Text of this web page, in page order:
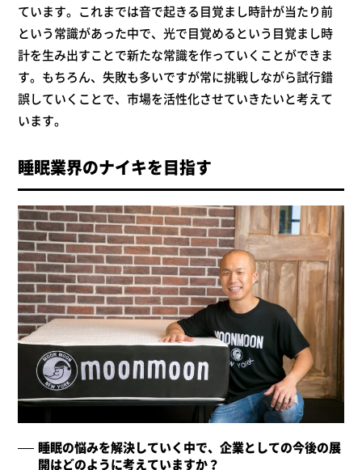
ています。これまでは音で起きる目覚まし時計が当たり前
という常識があった中で、光で目覚めるという目覚まし時
計を生み出すことで新たな常識を作っていくことができま
す。もちろん、失敗も多いですが常に挑戦しながら試行錯
誤していくことで、市場を活性化させていきたいと考えて
います。
睡眠業界のナイキを目指す
睡眠の悩みを解決していく中で、企業としての今後の展
開はどのように考えていますか？